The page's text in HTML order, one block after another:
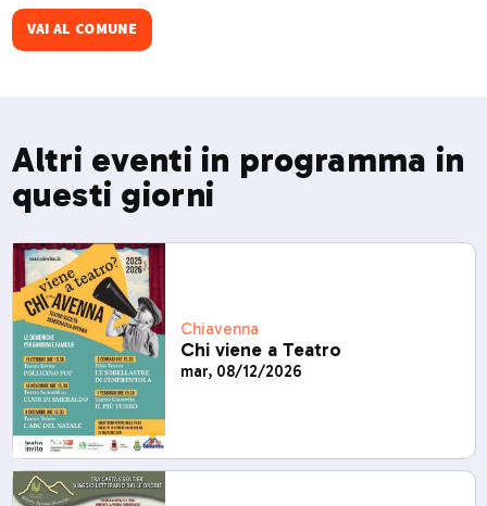
VAI AL COMUNE
Altri eventi in programma in
questi giorni
Chiavenna
Chi viene a Teatro
mar, 08/12/2026